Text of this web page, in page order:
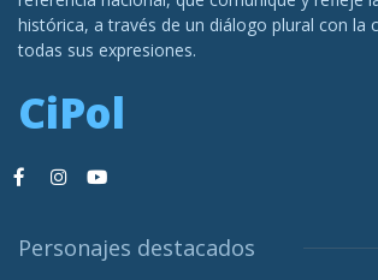
histórica, a través de un diálogo plural con la
todas sus expresiones.
CiPol
Personajes destacados